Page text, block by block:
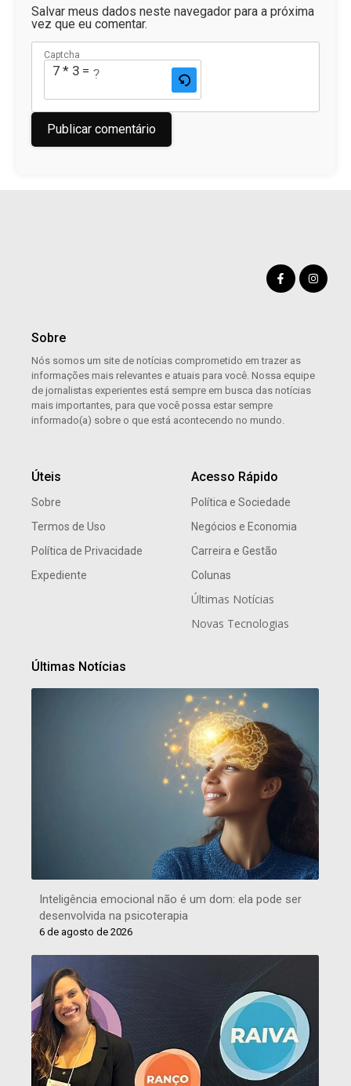
Salvar meus dados neste navegador para a próxima
vez que eu comentar.
Captcha
7 * 3 = ?
Sobre
Nós somos um site de notícias comprometido em trazer as
informações mais relevantes e atuais para você. Nossa equipe
de jornalistas experientes está sempre em busca das notícias
mais importantes, para que você possa estar sempre
informado(a) sobre o que está acontecendo no mundo.
Úteis
Sobre
Termos de Uso
Política de Privacidade
Expediente
Acesso Rápido
Política e Sociedade
Negócios e Economia
Carreira e Gestão
Colunas
Últimas Notícias
Novas Tecnologias
Últimas Notícias
Inteligência emocional não é um dom: ela pode ser
desenvolvida na psicoterapia
6 de agosto de 2026